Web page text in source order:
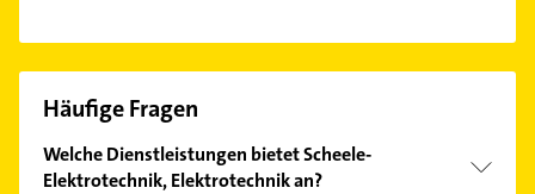
Häufige Fragen
Welche Dienstleistungen bietet Scheele-
Elektrotechnik, Elektrotechnik an?